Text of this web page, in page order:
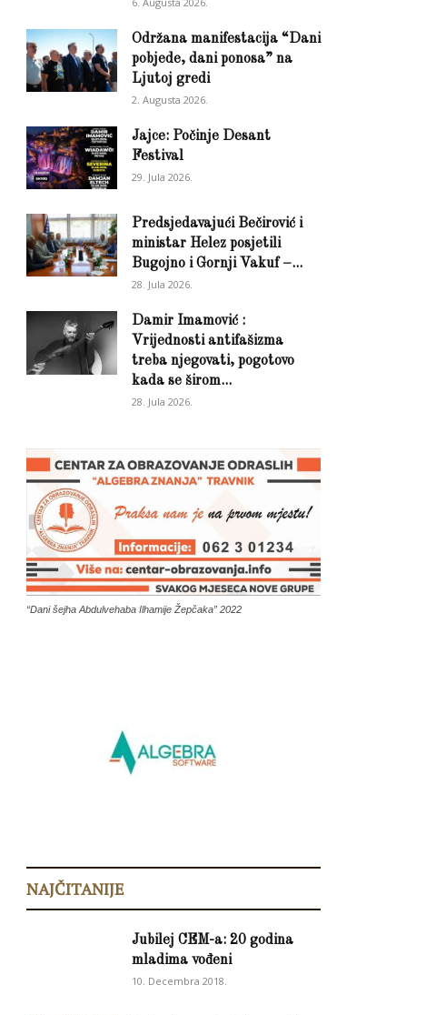
Održana manifestacija “Dani
pobjede, dani ponosa” na
Ljutoj gredi
2. Augusta 2026.
Jajce: Počinje Desant
Festival
29. Jula 2026.
Predsjedavajući Bečirović i
ministar Helez posjetili
Bugojno i Gornji Vakuf –...
28. Jula 2026.
Damir Imamović :
Vrijednosti antifašizma
treba njegovati, pogotovo
kada se širom...
28. Jula 2026.
“Dani šejha Abdulvehaba Ilhamije Žepčaka” 2022
NAJČITANIJE
Jubilej CEM-a: 20 godina
mladima vođeni
10. Decembra 2018.